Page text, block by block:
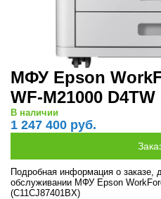
МФУ Epson
WF-M21000
В наличии
1 247 400 руб.
Подробная информация о заказе,
обслуживании МФУ Epson
(C11CJ87401BX)